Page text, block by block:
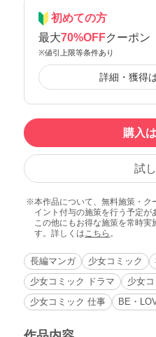
初めての方
最大70%OFFクーポン
※値引上限等条件あり
詳細・獲得
購入
試
本作品について、無料施策・
イント付与の施策を行う予定が
この他にもお得な施策を常時
す。詳しくはこちら 。
長編マンガ 少女コミック
少女コミック ドラマ
少女
少女コミック 仕事
BE・